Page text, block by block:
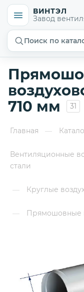
ВИНТЭЛ
Завод
Поиск по
710 мм
31
Главная —
Вентиляционные
стали
— Круглые
— Прямошовные